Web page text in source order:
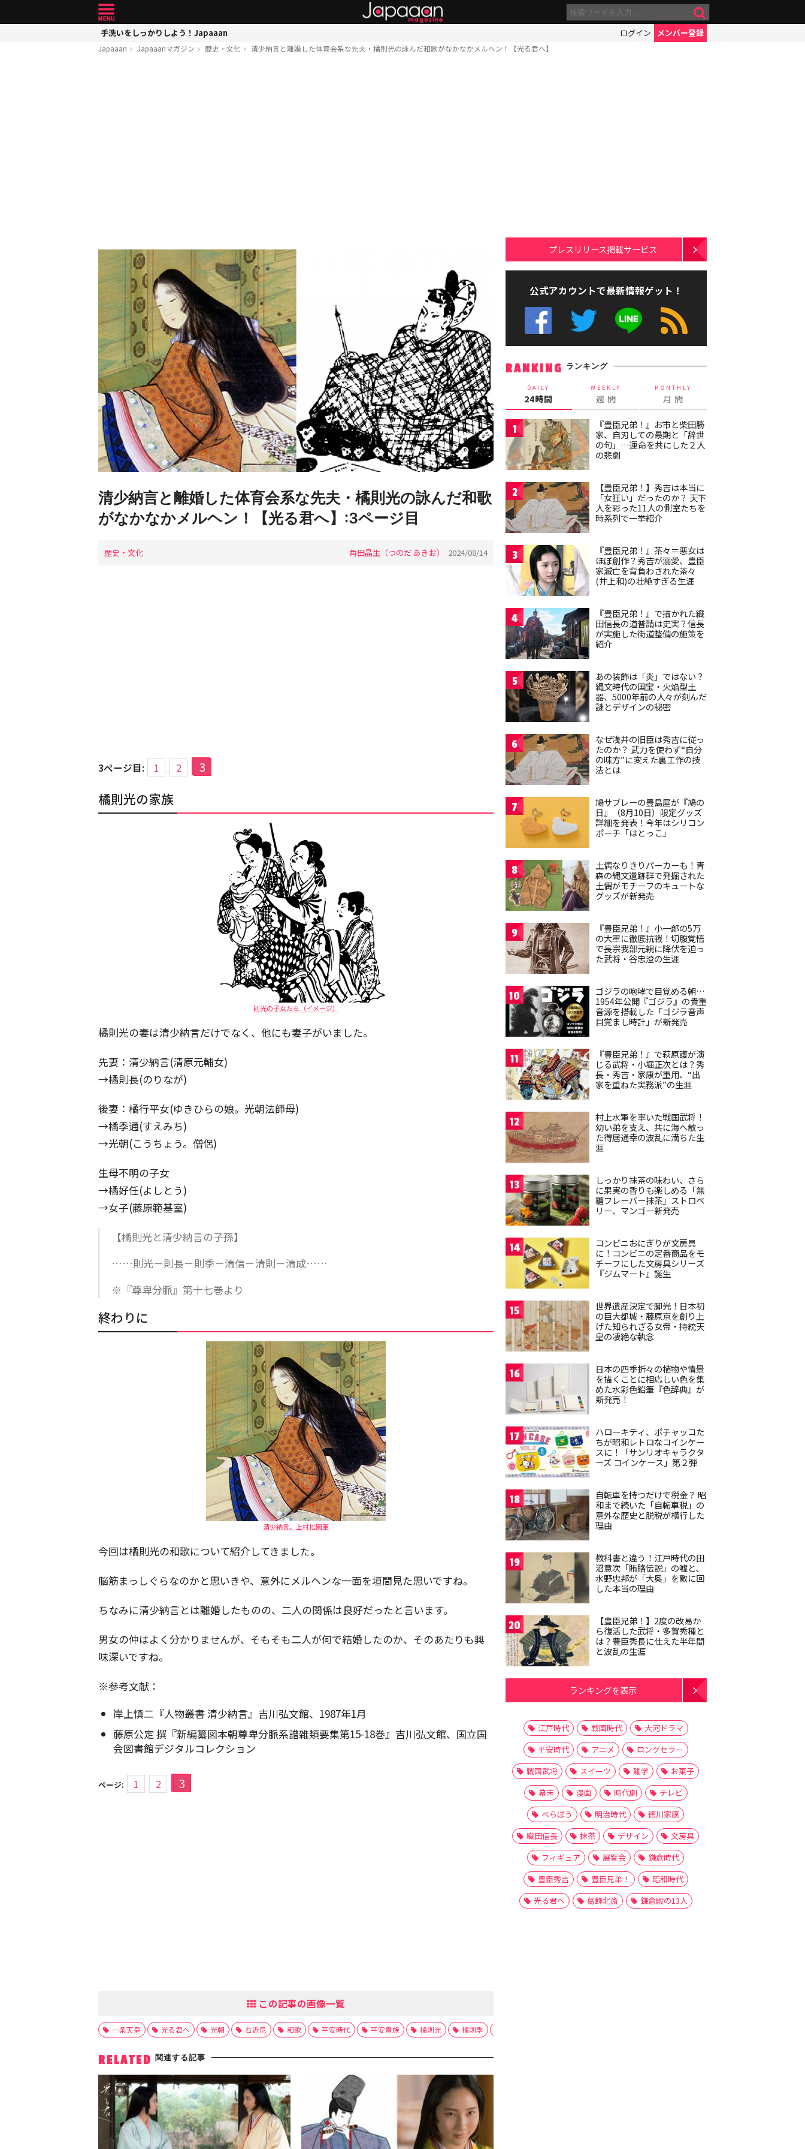
手洗いをしっかりしよう！Japaaan ログイン メンバー登録
Japaaan Japaaanマガジン 歴史・文化 清少納言と離婚した体育会系な先夫・橘則光の詠んだ和歌がなかなかメルヘン！【光る君へ】
清少納言と離婚した体育会系な先夫・橘則光の詠んだ和歌
がなかなかメルヘン！【光る君へ】:3ページ目
歴史・文化 角田晶生（つのだ あきお） 2024/08/14
3ページ目: 1 2 3
橘則光の家族
則光の子女たち（イメージ）
橘則光の妻は清少納言だけでなく、他にも妻子がいました。
先妻：清少納言(清原元輔女)
→橘則長(のりなが)
後妻：橘行平女(ゆきひらの娘。光朝法師母)
→橘季通(すえみち)
→光朝(こうちょう。僧侶)
生母不明の子女
→橘好任(よしとう)
→女子(藤原範基室)
【橘則光と清少納言の子孫】
……則光－則長－則季－清信－清則－清成……
※『尊卑分脈』第十七巻より
終わりに
清少納言。上村松園筆
今回は橘則光の和歌について紹介してきました。
脳筋まっしぐらなのかと思いきや、意外にメルヘンな一面を垣間見た思いですね。
ちなみに清少納言とは離婚したものの、二人の関係は良好だったと言います。
男女の仲はよく分かりませんが、そもそも二人が何で結婚したのか、そのあたりも興
味深いですね。
※参考文献：
岸上慎二『人物叢書 清少納言』吉川弘文館、1987年1月
藤原公定 撰『新編纂図本朝尊卑分脈系譜雑類要集第15-18巻』吉川弘文館、国立国
会図書館デジタルコレクション
ページ: 1 2 3
この記事の画像一覧
一条天皇 光る君へ 光朝 右近尼 和歌 平安時代 平安貴族 橘則光 橘則季
RELATED 関連する記事
プレスリリース掲載サービス
公式アカウントで最新情報ゲット！
RANKING ランキング
DAILY
24時間
WEEKLY
週 間
MONTHLY
月 間
1
『豊臣兄弟！』お市と柴田勝
家、自刃しての最期と「辞世
の句」…運命を共にした２人
の悲劇
2
【豊臣兄弟！】秀吉は本当に
「女狂い」だったのか？ 天下
人を彩った11人の側室たちを
時系列で一挙紹介
3
『豊臣兄弟！』茶々＝悪女は
ほぼ創作？秀吉が溺愛、豊臣
家滅亡を背負わされた茶々
(井上和)の壮絶すぎる生涯
4
『豊臣兄弟！』で描かれた織
田信長の道普請は史実？信長
が実施した街道整備の施策を
紹介
5
あの装飾は「炎」ではない？
縄文時代の国宝・火焔型土
器、5000年前の人々が刻んだ
謎とデザインの秘密
6
なぜ浅井の旧臣は秀吉に従っ
たのか？ 武力を使わず“自分
の味方”に変えた裏工作の技
法とは
7
鳩サブレーの豊島屋が『鳩の
日』（8月10日）限定グッズ
詳細を発表！今年はシリコン
ポーチ「はとっこ」
8
土偶なりきりパーカーも！青
森の縄文遺跡群で発掘された
土偶がモチーフのキュートな
グッズが新発売
9
『豊臣兄弟！』小一郎の5万
の大軍に徹底抗戦！切腹覚悟
で長宗我部元親に降伏を迫っ
た武将・谷忠澄の生涯
10
ゴジラの咆哮で目覚める朝…
1954年公開『ゴジラ』の貴重
音源を搭載した「ゴジラ音声
目覚まし時計」が新発売
11
『豊臣兄弟！』で萩原護が演
じる武将・小堀正次とは？秀
長・秀吉・家康が重用、“出
家を重ねた実務派”の生涯
12
村上水軍を率いた戦国武将！
幼い弟を支え、共に海へ散っ
た得居通幸の波乱に満ちた生
涯
13
しっかり抹茶の味わい、さら
に果実の香りも楽しめる「無
糖フレーバー抹茶」ストロベ
リー、マンゴー新発売
14
コンビニおにぎりが文房具
に！コンビニの定番商品をモ
チーフにした文房具シリーズ
『ジムマート』誕生
15
世界遺産決定で脚光！日本初
の巨大都城・藤原京を創り上
げた知られざる女帝・持統天
皇の凄絶な執念
16
日本の四季折々の植物や情景
を描くことに相応しい色を集
めた水彩色鉛筆『色辞典』が
新発売！
17
ハローキティ、ポチャッコた
ちが昭和レトロなコインケー
スに！「サンリオキャラクタ
ーズ コインケース」第２弾
18
自転車を持つだけで税金？ 昭
和まで続いた「自転車税」の
意外な歴史と脱税が横行した
理由
19
教科書と違う！江戸時代の田
沼意次「賄賂伝説」の嘘と、
水野忠邦が「大奥」を敵に回
した本当の理由
20
【豊臣兄弟！】2度の改易か
ら復活した武将・多賀秀種と
は？豊臣秀長に仕えた半年間
と波乱の生涯
ランキングを表示
江戸時代 戦国時代
大河ドラマ
平安時代
アニメ
ロングセラー
戦国武将
スイーツ 雑学
お菓子
幕末
漫画 時代劇
テレビ
べらぼう
明治時代
徳川家康
織田信長
抹茶 デザイン
文房具
フィギュア
展覧会
鎌倉時代
豊臣秀吉
豊臣兄弟！
昭和時代
光る君へ
葛飾北斎 鎌倉殿の13人